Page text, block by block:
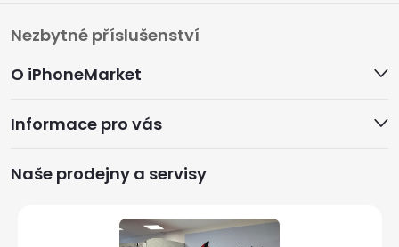
Z
á
p
a
O iPhoneMarket
Informace pro vás
Naše prodejny a servisy
Nezbytné příslušenství